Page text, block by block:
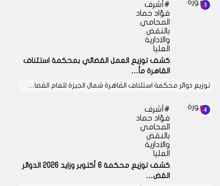
أشرف
فؤاد حماد
المحامي
بالنقض
والادارية
العليا
كشف توزيع العمل القضائي بمحكمة استئناف
القاهرة مأ…
توزيع دوائر محكمة استئناف القاهرة شمال الجيزة للعام القضا…
أشرف
فؤاد حماد
المحامي
بالنقض
والادارية
العليا
كشف توزيع محكمة 6 أكتوبر وزايد 2026 الدوائر
القض…